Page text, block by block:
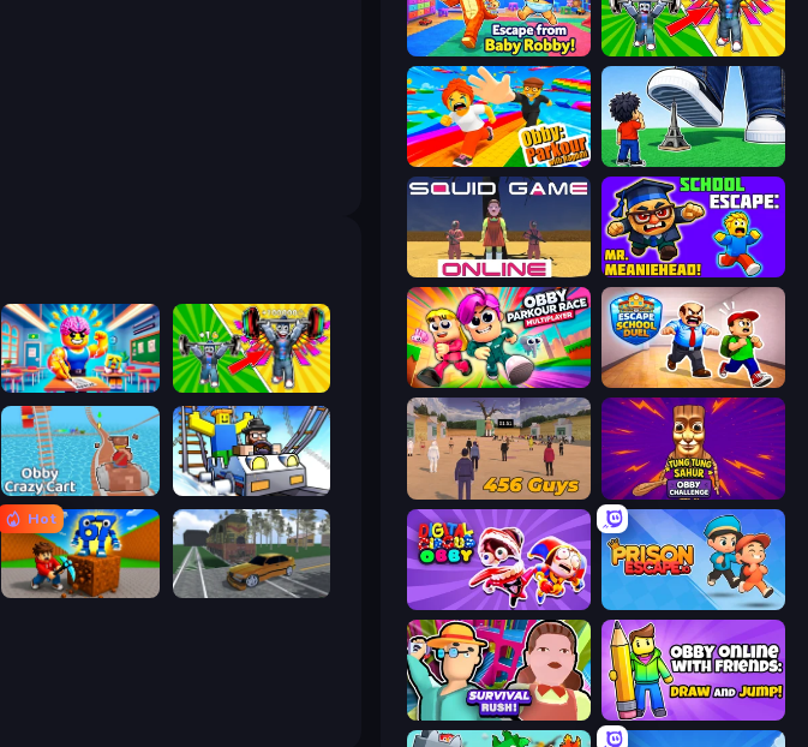
Obby: Dumb or Genius IQ Test Obby: Gym Simulator, Escape
Obby: Crazy Cart Obby: Ride Carts
Hot
Obby: Car Crash Sandbox
Escape From Baby Robby! Obby: Gym Simulator, Escape
Obby: Parkour with Ragdoll Obby: Click and Grow
Squid Game Online
Obby Parkour Race: Multiplayer Escape School Duel
456 Guys Tung Tung Sahur: Obby Challenge
Digital Circus: Obby Prison Escape.io
Survival Rush!